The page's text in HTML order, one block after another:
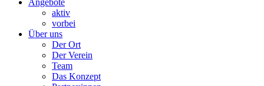
aktiv
vorbei
Über uns
Der Ort
Der Verein
Team
Das Konzept